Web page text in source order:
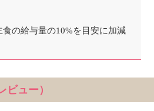
の給与量の10%を目安に加減
ビュー）